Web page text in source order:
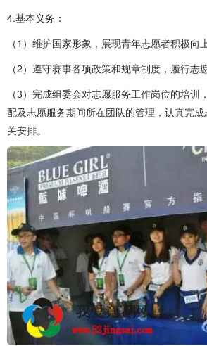
4.基本义务：
（1）维护国家形象，展现青年志愿者积极向
（2）遵守赛事各项政策和规章制度，履行志
（3）完成组委会对志愿服务工作岗位的培训
配及志愿服务期间所在团队的管理，认真完
关安排。